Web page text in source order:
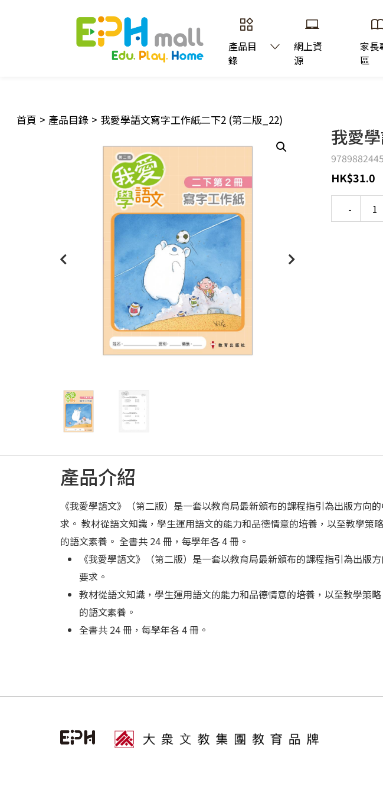
產品目
錄
網上資
源
家長
區
首頁 > 產品目錄 > 我愛學語文寫字工作紙二下2 (第二版_22)
我愛
HK$31.0
產品介紹
《我愛學語文》（第二版）是一套以教育局最新頒布的課程指引為出版方
求。 教材從語文知識，學生運用語文的能力和品德情意的培養，以至教學
的語文素養。 全書共 24 冊，每學年各 4 冊。
《我愛學語文》（第二版）是一套以教育局最新頒布的課程指引為出
要求。
教材從語文知識，學生運用語文的能力和品德情意的培養，以至教學
的語文素養。
全書共 24 冊，每學年各 4 冊。